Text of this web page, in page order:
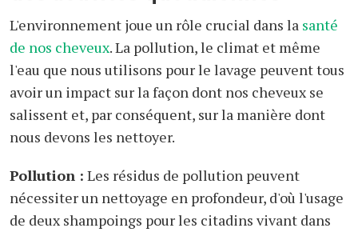
L'environnement joue un rôle crucial dans la santé
de nos cheveux. La pollution, le climat et même
l'eau que nous utilisons pour le lavage peuvent tous
avoir un impact sur la façon dont nos cheveux se
salissent et, par conséquent, sur la manière dont
nous devons les nettoyer.
Pollution : Les résidus de pollution peuvent
nécessiter un nettoyage en profondeur, d'où l'usage
de deux shampoings pour les citadins vivant dans